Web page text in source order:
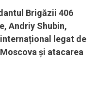
Brigăzii 406
Andriy Shubin,
legat de
și atacarea